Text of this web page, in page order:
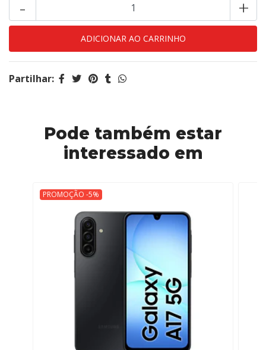
+
-
Partilhar:
Pode também estar
interessado em
PROMOÇÃO -5%